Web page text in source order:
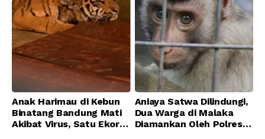
Anak Harimau di Kebun
Binatang Bandung Mati
Akibat Virus, Satu Ekor
Aniaya Satwa Dilindungi,
Dua Warga di Malaka
Diamankan Oleh Polres